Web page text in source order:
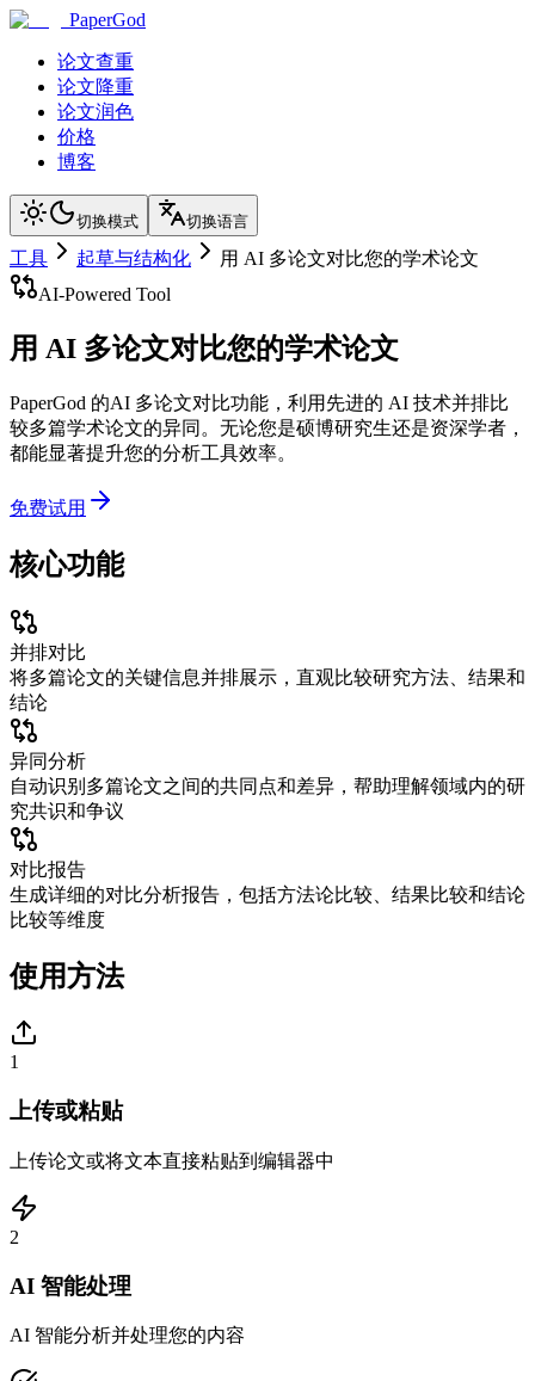
PaperGod
论文查重
论文降重
论文润色
价格
博客
切换模式 切换语言
工具 起草与结构化
用 AI 多论文对比您的学术论文
AI-Powered Tool
用 AI 多论文对比您的学术论文
PaperGod 的AI 多论文对比功能，利用先进的 AI 技术并排比
较多篇学术论文的异同。无论您是硕博研究生还是资深学者，
都能显著提升您的分析工具效率。
免费试用
核心功能
并排对比
将多篇论文的关键信息并排展示，直观比较研究方法、结果和
结论
异同分析
自动识别多篇论文之间的共同点和差异，帮助理解领域内的研
究共识和争议
对比报告
生成详细的对比分析报告，包括方法论比较、结果比较和结论
比较等维度
使用方法
1
上传或粘贴
上传论文或将文本直接粘贴到编辑器中
2
AI 智能处理
AI 智能分析并处理您的内容